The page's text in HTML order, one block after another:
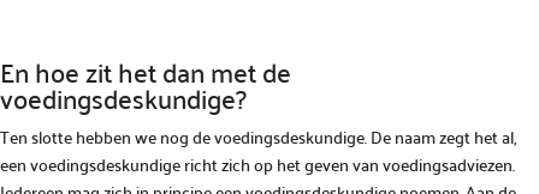
En hoe zit het dan met de
voedingsdeskundige?
Ten slotte hebben we nog de voedingsdeskundige. De naam zegt het al,
een voedingsdeskundige richt zich op het geven van voedingsadviezen.